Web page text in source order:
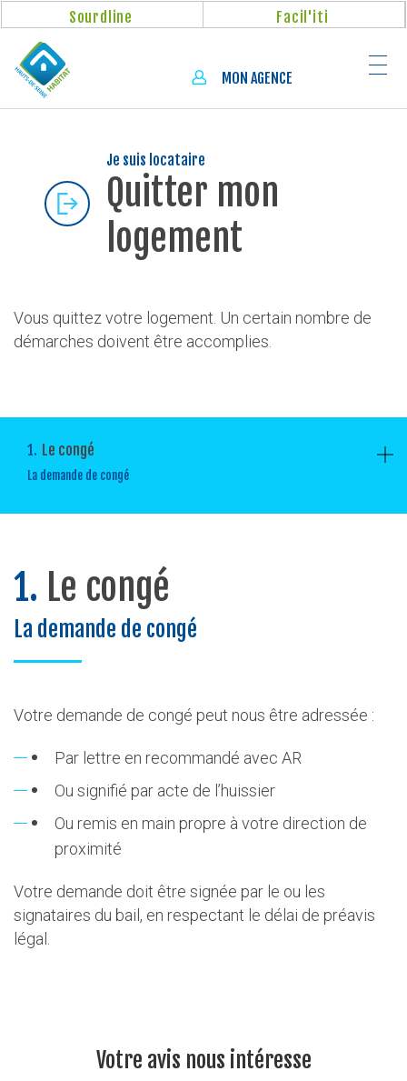
principal
Sourdline Facil'iti
MON AGENCE
Je suis locataire
Quitter mon
logement
Vous quittez votre logement. Un certain nombre de
démarches doivent être accomplies.
1. Le congé
La demande de congé
1. Le congé
La demande de congé
Votre demande de congé peut nous être adressée :
Par lettre en recommandé avec AR
Ou signifié par acte de l’huissier
Ou remis en main propre à votre direction de
proximité
Votre demande doit être signée par le ou les
signataires du bail, en respectant le délai de préavis
légal.
Votre avis nous intéresse
Panneau de gestion des cookies